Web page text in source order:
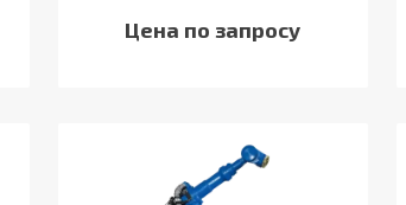
Цена по запросу